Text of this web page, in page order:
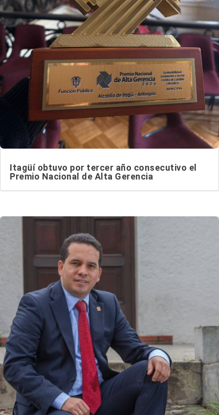
Itagüí obtuvo por tercer año consecutivo el
Premio Nacional de Alta Gerencia